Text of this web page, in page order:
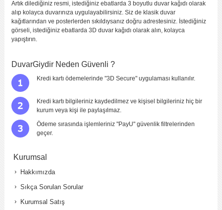
Artık dilediğiniz resmi, istediğiniz ebatlarda 3 boyutlu duvar kağıdı olarak
alıp kolayca duvarınıza uygulayabilirsiniz. Siz de klasik duvar
kağıtlarından ve posterlerden sıkıldıysanız doğru adrestesiniz. İstediğiniz
görseli, istediğiniz ebatlarda 3D duvar kağıdı olarak alın, kolayca
yapıştırın.
DuvarGiydir Neden Güvenli ?
Kredi kartı ödemelerinde "3D Secure" uygulaması kullanılır.
Kredi kartı bilgileriniz kaydedilmez ve kişisel bilgileriniz hiç bir
kurum veya kişi ile paylaşılmaz.
Ödeme sırasında işlemleriniz "PayU" güvenlik filtrelerinden
geçer.
Kurumsal
Hakkımızda
Sıkça Sorulan Sorular
Kurumsal Satış